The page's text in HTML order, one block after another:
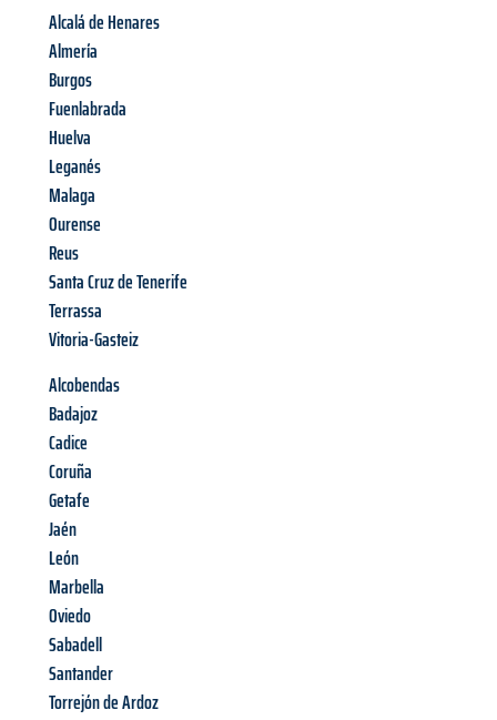
Alcalá de Henares
Almería
Burgos
Fuenlabrada
Huelva
Leganés
Malaga
Ourense
Reus
Santa Cruz de Tenerife
Terrassa
Vitoria-Gasteiz
Alcobendas
Badajoz
Cadice
Coruña
Getafe
Jaén
León
Marbella
Oviedo
Sabadell
Santander
Torrejón de Ardoz